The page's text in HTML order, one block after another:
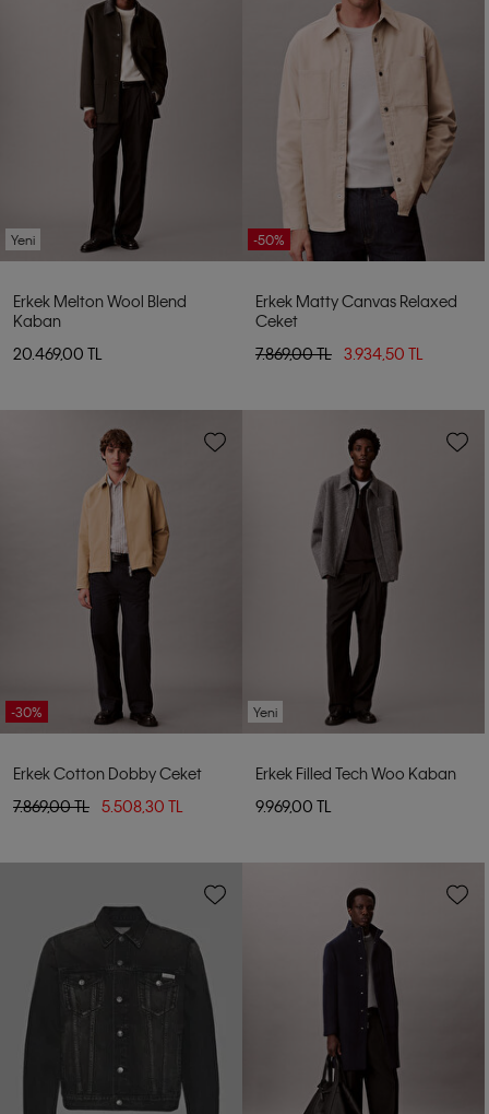
Yeni
Erkek Melton Wool Blend
Kaban
20.469,00 TL
-50%
Erkek Matty Canvas Relaxed
Ceket
7.869,00 TL
3.934,50 TL
-30%
Erkek Cotton Dobby Ceket
7.869,00 TL
5.508,30 TL
Yeni
Erkek Filled Tech Woo Kaban
9.969,00 TL